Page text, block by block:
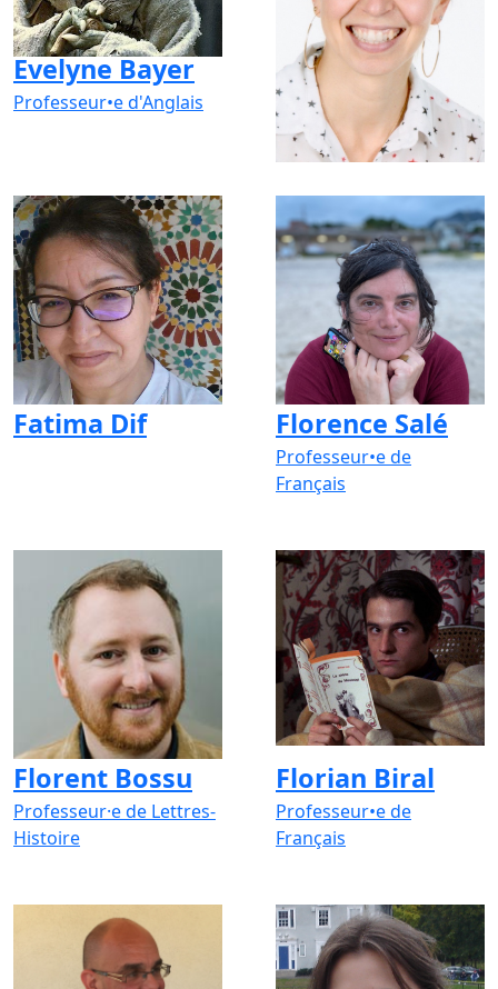
Evelyne Bayer
Professeur•e d'Anglais
Fanny Renaud
Professeur•e de
Sciences
Fatima Dif Florence Salé
Professeur•e de
Français
Florent Bossu
Professeur·e de Lettres-
Histoire
Florian Biral
Professeur•e de
Français